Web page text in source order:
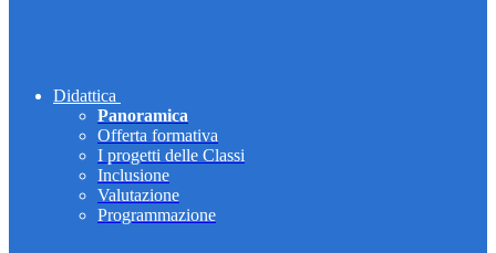
Didattica
Panoramica
Offerta formativa
I progetti delle Classi
Inclusione
Valutazione
Programmazione